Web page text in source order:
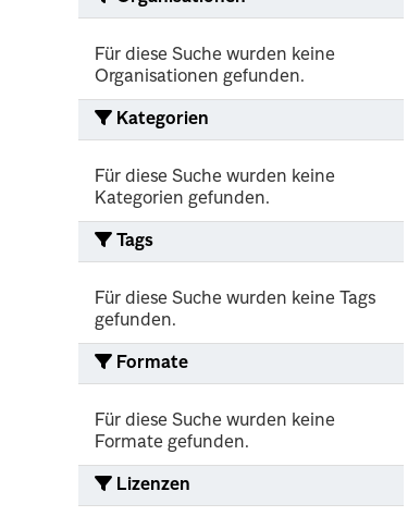
Für diese Suche wurden keine
Organisationen gefunden.
Kategorien
Für diese Suche wurden keine
Kategorien gefunden.
Tags
Für diese Suche wurden keine Tags
gefunden.
Formate
Für diese Suche wurden keine
Formate gefunden.
Lizenzen